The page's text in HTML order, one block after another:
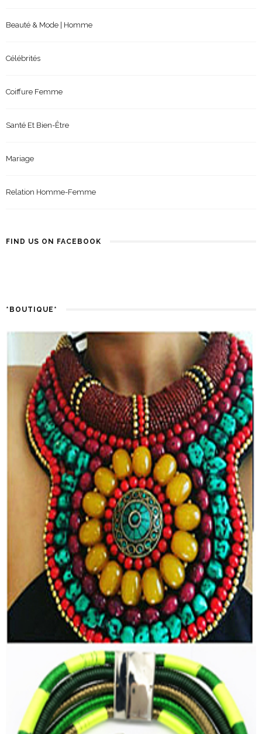
Beauté & Mode | Homme
Célébrités
Coiffure Femme
Santé Et Bien-Être
Mariage
Relation Homme-Femme
FIND US ON FACEBOOK
*BOUTIQUE*